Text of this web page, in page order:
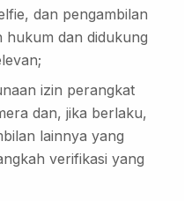
dan pengambilan
hukum dan didukung
izin perangkat
dan, jika berlaku,
lainnya yang
verifikasi yang